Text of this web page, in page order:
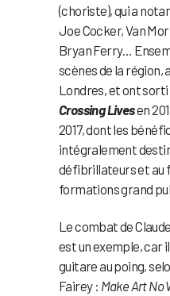
(choriste), qui a
Joe Cocker, Van
Bryan Ferry…
scènes de la région,
Londres, et ont sorti
Crossing Livesen
2017, dont les
intégralement
défibrillateurs et au
formations grand
Le combat de
est un exemple, car
guitare au poing,
Fairey : Make Art No